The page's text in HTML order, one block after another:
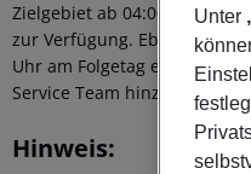
Zielgebiet ab 04:00 Uhr
zur Verfügung. Ebenso ist
Uhr am Folgetag ein. Früh-
Service Team hinzugebucht
Hinweis:
Unter